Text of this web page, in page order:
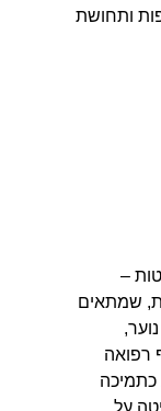
ותחושת
–
שמתאים
רפואה
כתמיכה
על